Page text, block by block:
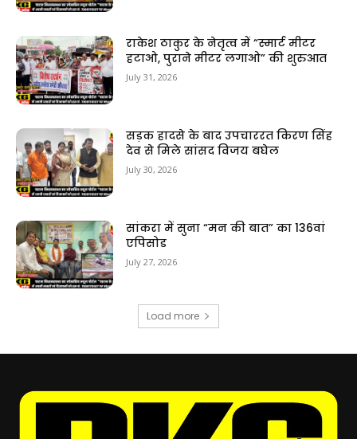
राकेश ठाकुर के नेतृत्व में “स्मार्ट मीटर
हटाओ, पुराने मीटर लगाओ” की शुरुआत
July 31, 2026
सड़क हादसे के बाद उपचाररत किरण सिंह
देव से मिले सांसद विजय बघेल
July 30, 2026
सांकरा में सुना “मन की बात” का 136वां
एपिसोड
July 27, 2026
Load more